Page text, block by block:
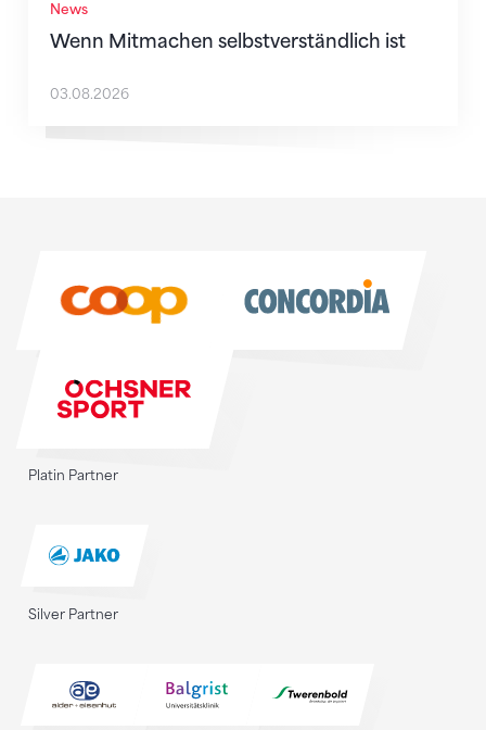
News
Wenn Mitmachen selbstverständlich ist
03.08.2026
Platin Partner
Silver Partner